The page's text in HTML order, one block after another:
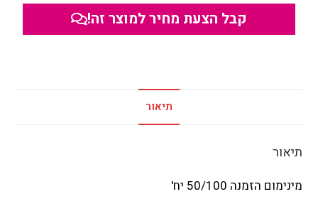
קבל הצעת מחיר למוצר זה!
תיאור
תיאור
מינימום הזמנה 50/100 יח'